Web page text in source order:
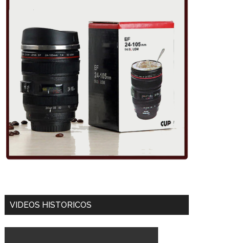
VIDEOS HISTORICOS